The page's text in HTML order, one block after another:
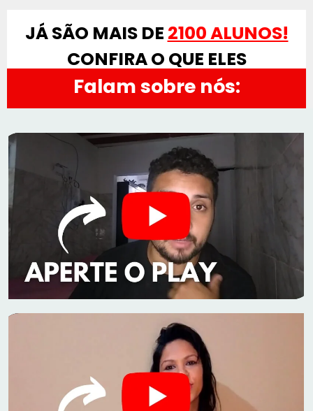
JÁ SÃO MAIS DE 2100 ALUNOS!
CONFIRA O QUE ELES
Falam sobre nós: